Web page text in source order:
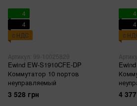
4
4
с НДС
Артикул: 99-10025829
Ewind EW-S1910CFE-DP
Коммутатор 10 портов
неуправляемый
3 528 грн
4
4
с
4